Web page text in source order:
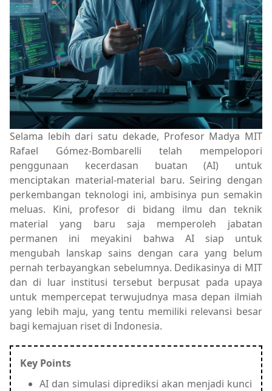
Selama lebih dari satu dekade, Profesor Madya MIT
Rafael Gómez-Bombarelli telah mempelopori
penggunaan kecerdasan buatan (AI) untuk
menciptakan material-material baru. Seiring dengan
perkembangan teknologi ini, ambisinya pun semakin
meluas. Kini, profesor di bidang ilmu dan teknik
material yang baru saja memperoleh jabatan
permanen ini meyakini bahwa AI siap untuk
mengubah lanskap sains dengan cara yang belum
pernah terbayangkan sebelumnya. Dedikasinya di MIT
dan di luar institusi tersebut berpusat pada upaya
untuk mempercepat terwujudnya masa depan ilmiah
yang lebih maju, yang tentu memiliki relevansi besar
bagi kemajuan riset di Indonesia.
Key Points
AI dan simulasi diprediksi akan menjadi kunci